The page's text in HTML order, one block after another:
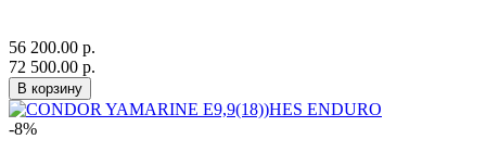
56 200.00 р.
72 500.00 р.
В корзину
-8%